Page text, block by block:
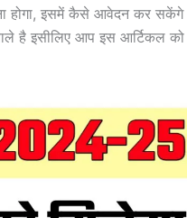
होगा, इसमें कैसे आवेदन कर सकेंगे
है इसीलिए आप इस आर्टिकल को